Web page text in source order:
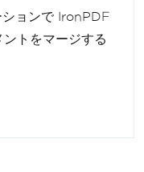
ションで IronPDF
トをマージする